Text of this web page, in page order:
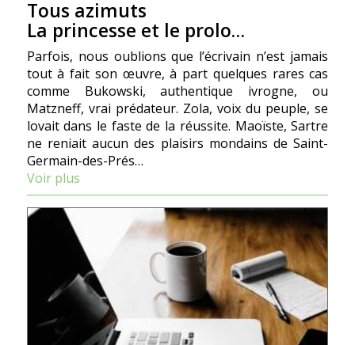
Tous azimuts
La princesse et le prolo…
Parfois, nous oublions que l’écrivain n’est jamais
tout à fait son œuvre, à part quelques rares cas
comme Bukowski, authentique ivrogne, ou
Matzneff, vrai prédateur. Zola, voix du peuple, se
lovait dans le faste de la réussite. Maoïste, Sartre
ne reniait aucun des plaisirs mondains de Saint-
Germain-des-Prés…
Voir plus